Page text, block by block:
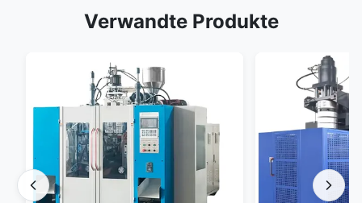
Verwandte Produkte